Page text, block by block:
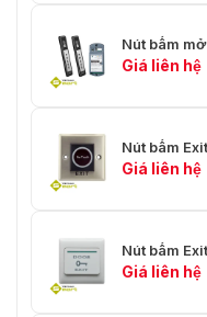
Nút bấm
Giá liên hệ
Nút bấm
Giá liên hệ
Nút bấm
Giá liên hệ